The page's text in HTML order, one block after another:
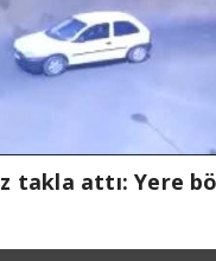
takla attı: Yere